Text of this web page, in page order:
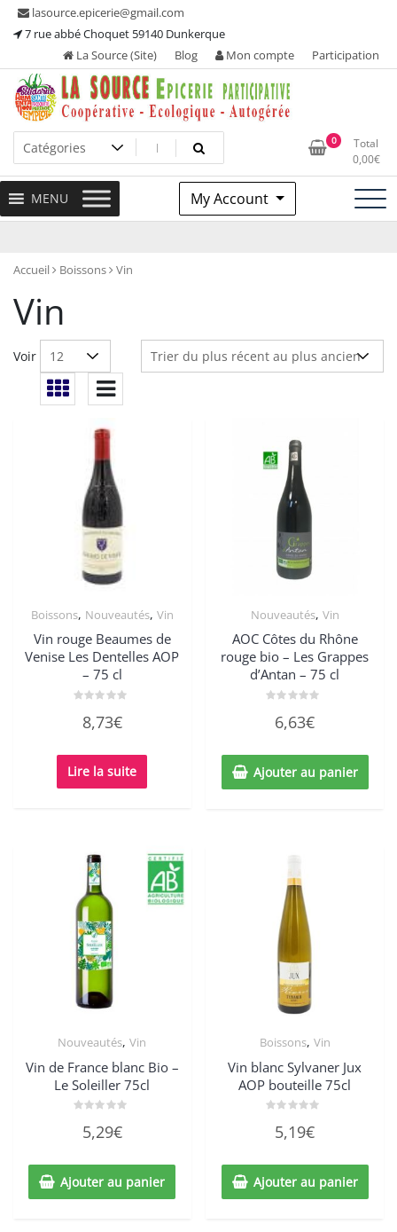
Skip lasource.epicerie@gmail.com
7 rue abbé Choquet 59140 Dunkerque
La Source (Site)
Blog Mon compte Participation
La Source – Epicerie
Participative
Ou tous les adhérents sont propriétaires et participent à la
maintenance de leur épicerie!
0
Total
0,00€
MENU My Account
Accueil Boissons Vin
Vin
Voir
Boissons, Nouveautés, Vin
Vin rouge Beaumes de
Venise Les Dentelles AOP
– 75 cl
sur
8,73€
Lire la suite
Nouveautés, Vin
AOC Côtes du Rhône
rouge bio – Les Grappes
d’Antan – 75 cl
sur
6,63€
Ajouter au panier
Nouveautés,Vin
Vin de France blanc Bio –
Le Soleiller 75cl
sur
5,29€
Ajouter au panier
Boissons, Vin
Vin blanc Sylvaner Jux
AOP bouteille 75cl
sur
5,19€
Ajouter au panier